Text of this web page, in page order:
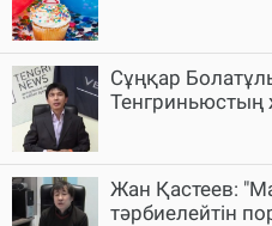
Сұңқар
Тенгриньюстың
Жан Қастеев:
тәрбиелейтін